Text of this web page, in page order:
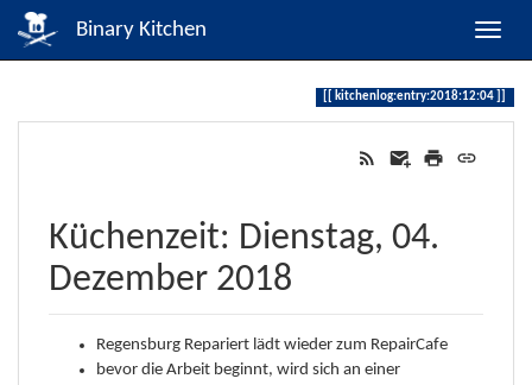
Binary Kitchen
kitchenlog:entry:2018:12:04
Küchenzeit: Dienstag, 04.
Dezember 2018
Regensburg Repariert lädt wieder zum RepairCafe
bevor die Arbeit beginnt, wird sich an einer